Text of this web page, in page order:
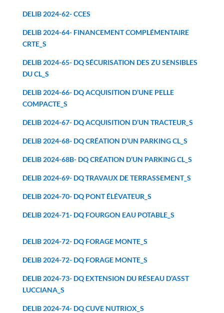
DELIB 2024-62- CCES
DELIB 2024-64- FINANCEMENT COMPLÉMENTAIRE
CRTE_S
DELIB 2024-65- DQ SÉCURISATION DES ZU SENSIBLES
DU CL_S
DELIB 2024-66- DQ ACQUISITION D’UNE PELLE
COMPACTE_S
DELIB 2024-67- DQ ACQUISITION D’UN TRACTEUR_S
DELIB 2024-68- DQ CRÉATION D’UN PARKING CL_S
DELIB 2024-68B- DQ CRÉATION D’UN PARKING CL_S
DELIB 2024-69- DQ TRAVAUX DE TERRASSEMENT_S
DELIB 2024-70- DQ PONT ÉLÉVATEUR_S
DELIB 2024-71- DQ FOURGON EAU POTABLE_S
DELIB 2024-72- DQ FORAGE MONTE_S
DELIB 2024-72- DQ FORAGE MONTE_S
DELIB 2024-73- DQ EXTENSION DU RÉSEAU D’ASST
LUCCIANA_S
DELIB 2024-74- DQ CUVE NUTRIOX_S